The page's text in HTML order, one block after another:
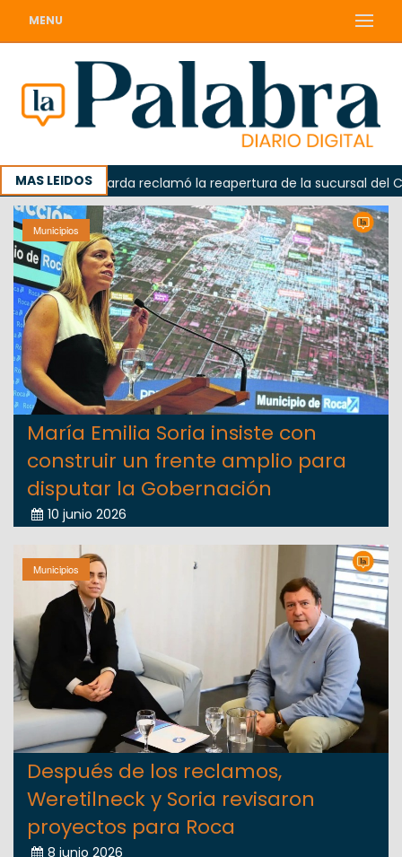
MENU
MAS LEIDOSOdarda reclamó la reapertura de la sucursal del
Municipios
María Emilia Soria insiste con
construir un frente amplio para
disputar la Gobernación
10 junio 2026
Municipios
Después de los reclamos,
Weretilneck y Soria revisaron
proyectos para Roca
8 junio 2026